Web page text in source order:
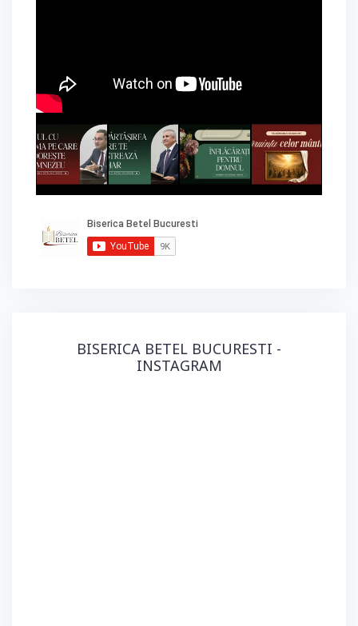
BISERICA BETEL BUCURESTI -
INSTAGRAM